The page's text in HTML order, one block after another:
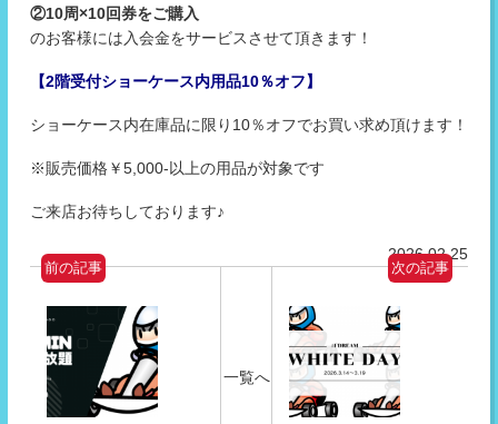
②10周×10回券をご購入
のお客様には入会金をサービスさせて頂きます！
【2階受付ショーケース内用品10％オフ】
ショーケース内在庫品に限り10％オフでお買い求め頂けます！
※販売価格￥5,000-以上の用品が対象です
ご来店お待ちしております♪
2026.02.25
前の記事
一覧へ
次の記事